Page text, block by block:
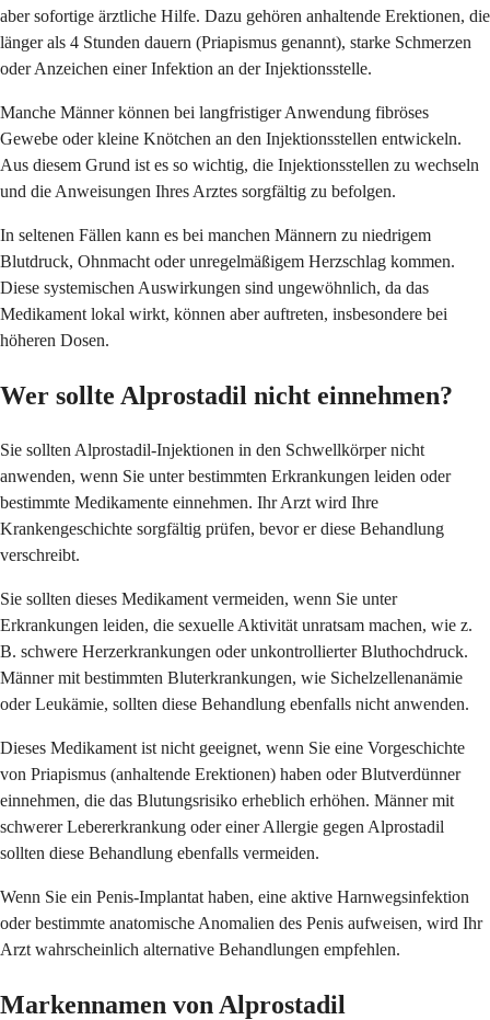
aber sofortige ärztliche Hilfe. Dazu gehören anhaltende Erektionen, die
länger als 4 Stunden dauern (Priapismus genannt), starke Schmerzen
oder Anzeichen einer Infektion an der Injektionsstelle.
Manche Männer können bei langfristiger Anwendung fibröses
Gewebe oder kleine Knötchen an den Injektionsstellen entwickeln.
Aus diesem Grund ist es so wichtig, die Injektionsstellen zu wechseln
und die Anweisungen Ihres Arztes sorgfältig zu befolgen.
In seltenen Fällen kann es bei manchen Männern zu niedrigem
Blutdruck, Ohnmacht oder unregelmäßigem Herzschlag kommen.
Diese systemischen Auswirkungen sind ungewöhnlich, da das
Medikament lokal wirkt, können aber auftreten, insbesondere bei
höheren Dosen.
Wer sollte Alprostadil nicht einnehmen?
Sie sollten Alprostadil-Injektionen in den Schwellkörper nicht
anwenden, wenn Sie unter bestimmten Erkrankungen leiden oder
bestimmte Medikamente einnehmen. Ihr Arzt wird Ihre
Krankengeschichte sorgfältig prüfen, bevor er diese Behandlung
verschreibt.
Sie sollten dieses Medikament vermeiden, wenn Sie unter
Erkrankungen leiden, die sexuelle Aktivität unratsam machen, wie z.
B. schwere Herzerkrankungen oder unkontrollierter Bluthochdruck.
Männer mit bestimmten Bluterkrankungen, wie Sichelzellenanämie
oder Leukämie, sollten diese Behandlung ebenfalls nicht anwenden.
Dieses Medikament ist nicht geeignet, wenn Sie eine Vorgeschichte
von Priapismus (anhaltende Erektionen) haben oder Blutverdünner
einnehmen, die das Blutungsrisiko erheblich erhöhen. Männer mit
schwerer Lebererkrankung oder einer Allergie gegen Alprostadil
sollten diese Behandlung ebenfalls vermeiden.
Wenn Sie ein Penis-Implantat haben, eine aktive Harnwegsinfektion
oder bestimmte anatomische Anomalien des Penis aufweisen, wird Ihr
Arzt wahrscheinlich alternative Behandlungen empfehlen.
Markennamen von Alprostadil